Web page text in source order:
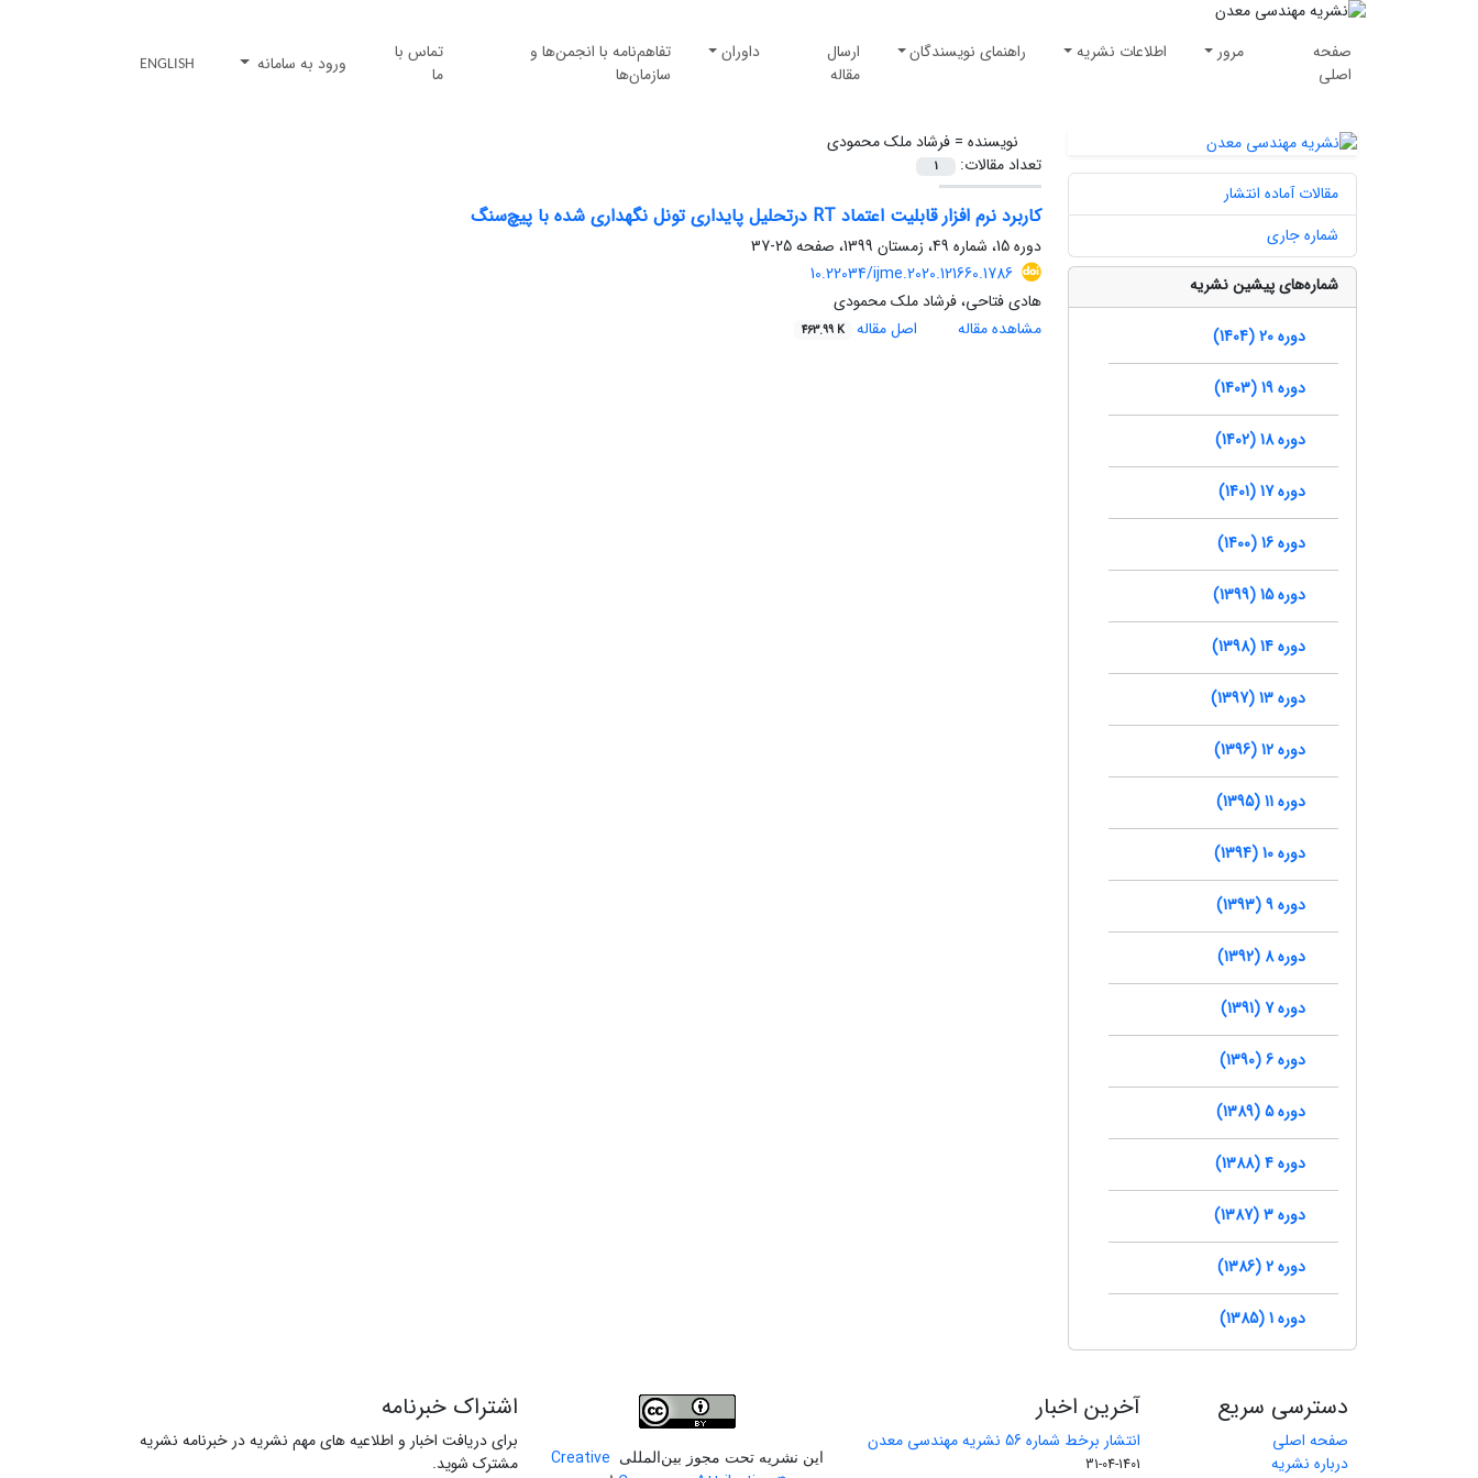
صفحه
اصلی
مرور اطلاعات نشریه راهنمای نویسندگان
ارسال
مقاله
داوران
تفاهم‌نامه با انجمن‌ها و
سازمان‌ها
تماس با
ما
ورود به سامانه ENGLISH
نویسنده =فرشاد ملک محمودی
تعداد مقالات:
1
کاربرد نرم افزار قابلیت اعتماد RT درتحلیل پایداری تونل‌ نگهداری شده با پیچ‌سنگ
دوره 15، شماره 49، زمستان 1399، صفحه
25-37
10.22034/ijme.2020.121660.1786
هادی فتاحی، فرشاد ملک محمودی
مشاهده مقاله
اصل مقاله 463.99 K
مقالات آماده انتشار
شماره جاری
شماره‌های پیشین نشریه
دوره 20 (1404)
دوره 19 (1403)
دوره 18 (1402)
دوره 17 (1401)
دوره 16 (1400)
دوره 15 (1399)
دوره 14 (1398)
دوره 13 (1397)
دوره 12 (1396)
دوره 11 (1395)
دوره 10 (1394)
دوره 9 (1393)
دوره 8 (1392)
دوره 7 (1391)
دوره 6 (1390)
دوره 5 (1389)
دوره 4 (1388)
دوره 3 (1387)
دوره 2 (1386)
دوره 1 (1385)
دسترسی سریع
صفحه اصلی
درباره نشریه
آخرین اخبار
انتشار برخط شماره 56 نشریه مهندسی معدن
1401-04-31 این نشریه تحت مجوز بین‌المللی
Creative
اشتراک خبرنامه
برای دریافت اخبار و اطلاعیه های مهم نشریه در خبرنامه نشریه
مشترک شوید.